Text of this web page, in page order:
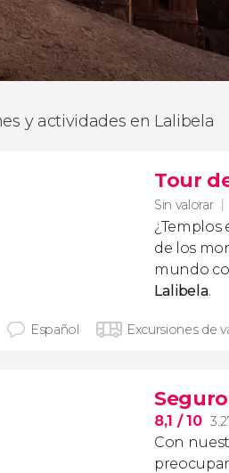
y actividades en Lalibela
Tour
Sin valorar
¿Templos
de los
mundo
Lalibela.
Español Excursiones de
8,1 / 10
Con